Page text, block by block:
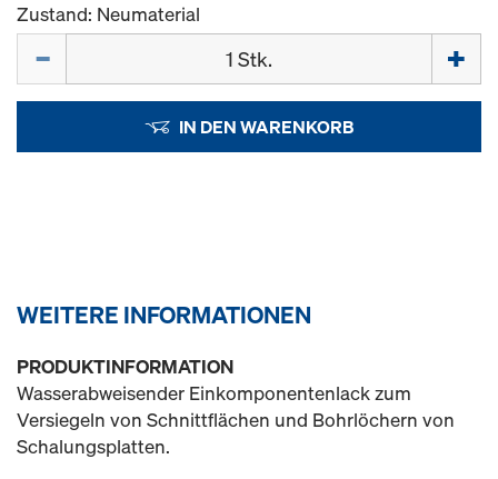
Zustand: Neumaterial
IN DEN WARENKORB
WEITERE INFORMATIONEN
PRODUKTINFORMATION
Wasserabweisender Einkomponentenlack zum
Versiegeln von Schnittflächen und Bohrlöchern von
Schalungsplatten.